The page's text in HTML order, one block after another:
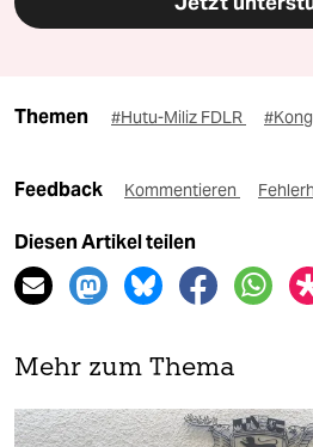
Themen #Hutu-Miliz FDLR
Feedback Kommentieren
Diesen Artikel teilen
Mehr zum Thema